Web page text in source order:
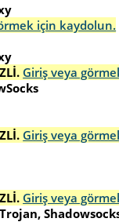
için kaydolun.
Giriş veya
Giriş veya
Giriş veya
Trojan,